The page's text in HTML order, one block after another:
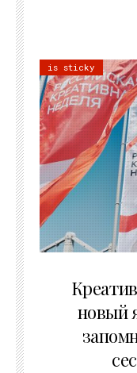
is sticky
новый